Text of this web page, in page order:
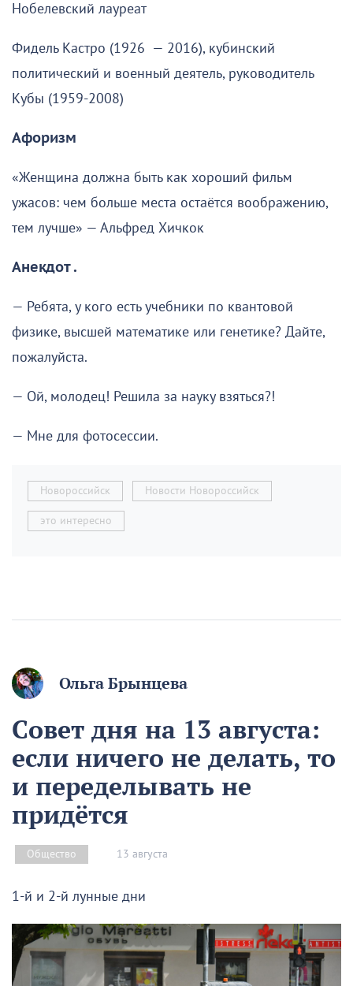
Нобелевский лауреат
Фидель Кастро (1926 — 2016), кубинский
политический и военный деятель, руководитель
Кубы (1959-2008)
Афоризм
«Женщина должна быть как хороший фильм
ужасов: чем больше места остаётся воображению,
тем лучше» — Альфред Хичкок
Анекдот .
— Ребята, у кого есть учебники по квантовой
физике, высшей математике или генетике? Дайте,
пожалуйста.
— Ой, молодец! Решила за науку взяться?!
— Мне для фотосессии.
Новороссийск Новости Новороссийск
это интересно
Ольга Брынцева
Совет дня на 13 августа:
если ничего не делать, то
и переделывать не
придётся
Общество 13 августа
1-й и 2-й лунные дни